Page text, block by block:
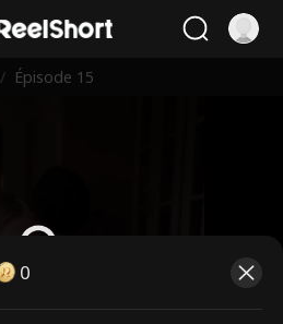
/ Épisode 15
0